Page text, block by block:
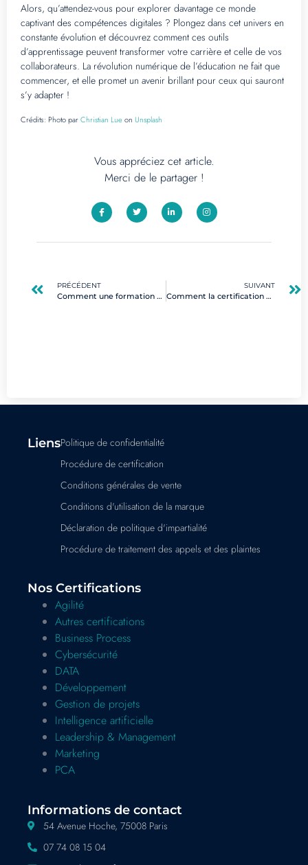
Alors, qu’attendez-vous pour explorer davantage ce monde
captivant des compétences digitales ? Plongez dans cet univers en
constante évolution et découvrez comment ces outils
d’apprentissage peuvent transformer votre carrière et celle de vos
collaborateurs. La révolution numérique de l’éducation ne fait que
commencer, et elle promet un avenir brillant pour ceux qui sauront
s’y adapter !
Crédits: Photo parChristian Lue on Unsplash
Vous appréciez cet article.
Merci de le partager !
PRÉCÉDENT
Comment une formation certifiée peut-elle accélérer votre reconversion dans les métiers du digital ?
SUIVANT
Comment la certification en sécurité réseau peut-elle transformer votre carrière professionnelle ?
LiensPolitique de confidentialité
Procédure de certification
Conditions générales de vente
Conditions d'utilisation de la marque
Déclaration de politique d'impartialité
Procédure de traitement des appels et des plaintes
Nos Certifications
Agilité
Autres certifications
Business Process
Cybersécurité
DATA
Développement
Gestion de projets
Intelligence artificielle
Leadership & Management
Marketing
PCA
Informations de contact
54 Avenue Hoche, 75008 Paris
07 74 08 15 04